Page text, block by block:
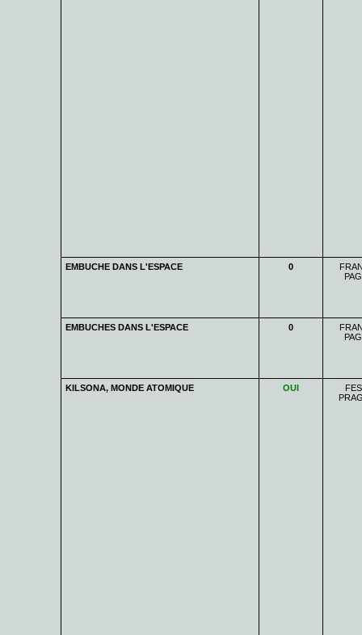
EMBUCHE DANS L'ESPACE 0
EMBUCHES DANS L'ESPACE 0
KILSONA, MONDE ATOMIQUE OUI